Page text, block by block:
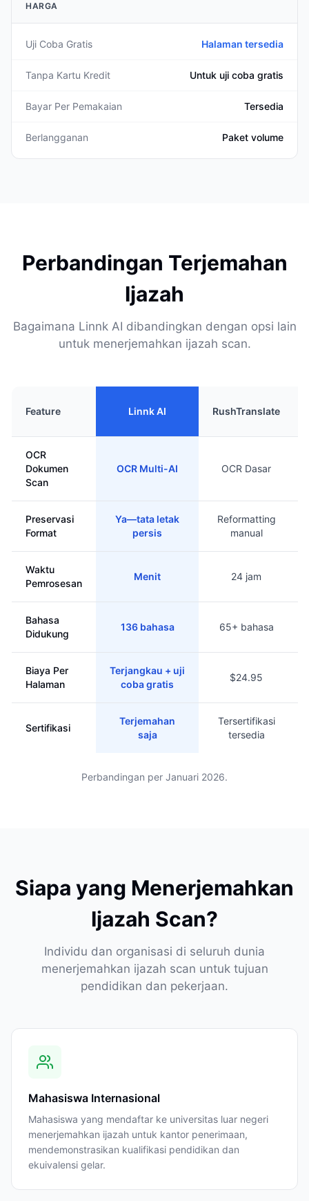
HARGA
Uji Coba Gratis Halaman tersedia
Tanpa Kartu Kredit Untuk uji coba gratis
Bayar Per Pemakaian Tersedia
Berlangganan Paket volume
Perbandingan Terjemahan
Ijazah
Bagaimana Linnk AI dibandingkan dengan opsi lain
untuk menerjemahkan ijazah scan.
Feature Linnk AI RushTranslate
OCR
Dokumen
Scan
OCR Multi-AI OCR Dasar
Preservasi
Format
Ya—tata letak
persis
Reformatting
manual
Waktu
Pemrosesan
Menit 24 jam
Bahasa
Didukung
136 bahasa 65+ bahasa
Biaya Per
Halaman
Terjangkau + uji
coba gratis
$24.95
Sertifikasi
Terjemahan
saja
Tersertifikasi
tersedia
Perbandingan per Januari 2026.
Siapa yang Menerjemahkan
Ijazah Scan?
Individu dan organisasi di seluruh dunia
menerjemahkan ijazah scan untuk tujuan
pendidikan dan pekerjaan.
Mahasiswa Internasional
Mahasiswa yang mendaftar ke universitas luar negeri
menerjemahkan ijazah untuk kantor penerimaan,
mendemonstrasikan kualifikasi pendidikan dan
ekuivalensi gelar.